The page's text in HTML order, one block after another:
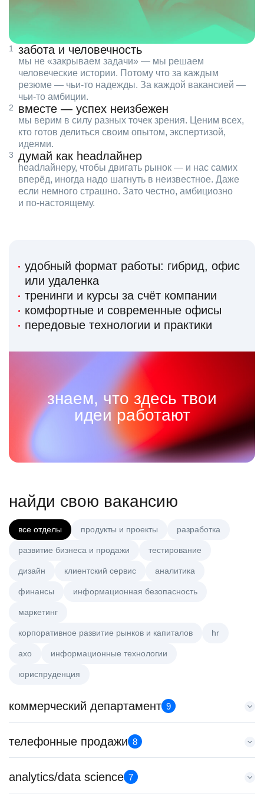
забота и человечность
мы не «закрываем задачи» — мы решаем
человеческие истории. Потому что за каждым
резюме — чьи‑то надежды. За каждой вакансией —
чьи‑то амбиции.
вместе — успех неизбежен
мы верим в силу разных точек зрения. Ценим всех,
кто готов делиться своим опытом, экспертизой,
идеями.
думай как headлайнер
headлайнеру, чтобы двигать рынок — и нас самих
вперёд, иногда надо шагнуть в неизвестное. Даже
если немного страшно. Зато честно, амбициозно
и по‑настоящему.
удобный формат работы: гибрид, офис
или удаленка
тренинги и курсы за счёт компании
комфортные и современные офисы
передовые технологии и практики
знаем, что здесь твои
идеи работают
найди свою вакансию
все отделы продукты и проекты разработка
развитие бизнеса и продажи тестирование
дизайн клиентский сервис аналитика
финансы информационная безопасность
маркетинг
корпоративное развитие рынков и капиталов hr
axo информационные технологии
юриспруденция
коммерческий департамент 9
Тренер по развитию компетенций продаж
HeadHunter::Коммерческий департамент
з/п не указана
телефонные продажи 8
Менеджер по продажам в сегменте среднего и крупного
бизнеса
analytics/data science 7